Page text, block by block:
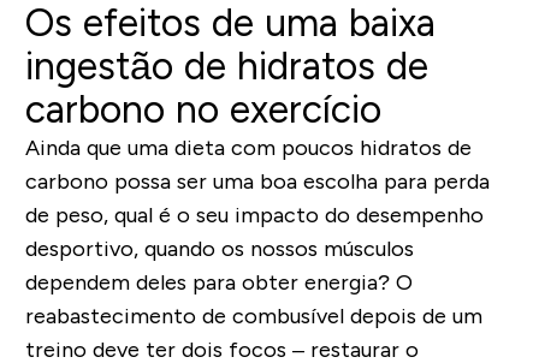
Os efeitos de uma baixa
ingestão de hidratos de
carbono no exercício
Ainda que uma dieta com poucos hidratos de
carbono possa ser uma boa escolha para perda
de peso, qual é o seu impacto do desempenho
desportivo, quando os nossos músculos
dependem deles para obter energia? O
reabastecimento de combusível depois de um
treino deve ter dois focos – restaurar o